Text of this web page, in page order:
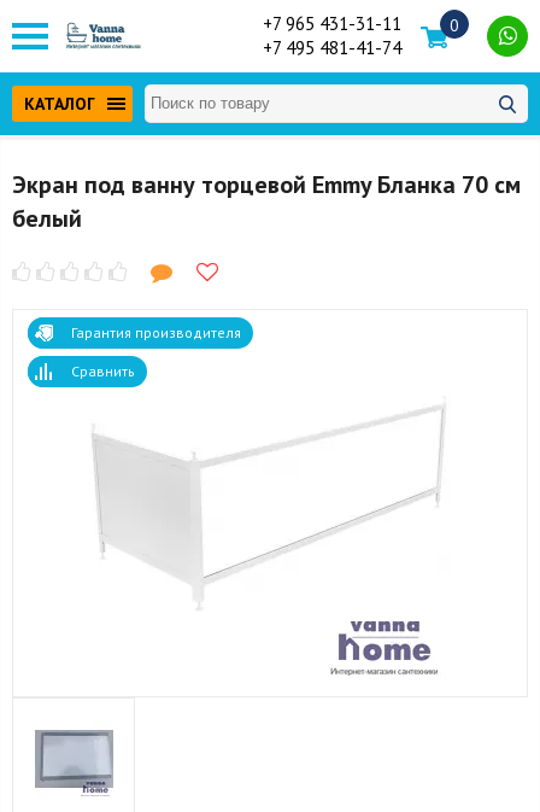
+7 965 431-31-11
+7 495 481-41-74
0
КАТАЛОГ
Экран под ванну торцевой Emmy Бланка 70 см
белый
Гарантия производителя
Сравнить